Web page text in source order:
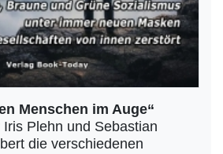
Menschen im Auge“
Plehn und Sebastian
die verschiedenen